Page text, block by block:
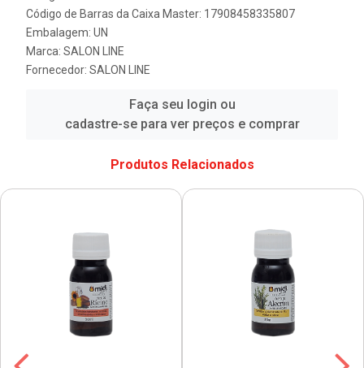
Código de Barras da Caixa Master: 17908458335807
Embalagem: UN
Marca: SALON LINE
Fornecedor: SALON LINE
Faça seu login ou
cadastre-se para ver preços e comprar
Produtos Relacionados